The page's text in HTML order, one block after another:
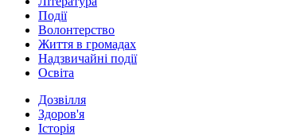
Події
Волонтерство
Життя в громадах
Надзвичайні події
Освіта
Дозвілля
Здоров'я
Історія